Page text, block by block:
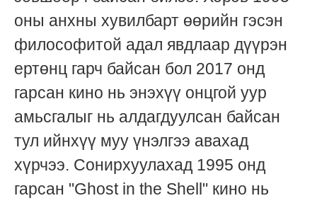
оны анхны хувилбарт өөрийн гэсэн
философитой адал явдлаар дүүрэн
ертөнц гарч байсан бол 2017 онд
гарсан кино нь энэхүү онцгой уур
амьсгалыг нь алдагдуулсан байсан
тул ийнхүү муу үнэлгээ авахад
хүрчээ. Сонирхуулахад 1995 онд
гарсан "Ghost in the Shell" кино нь